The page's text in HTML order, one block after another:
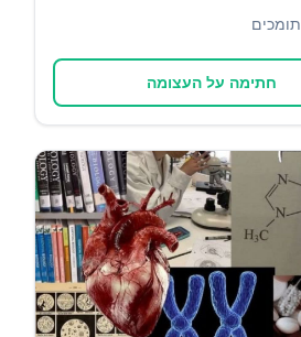
תומכים
חתימה על העצומה